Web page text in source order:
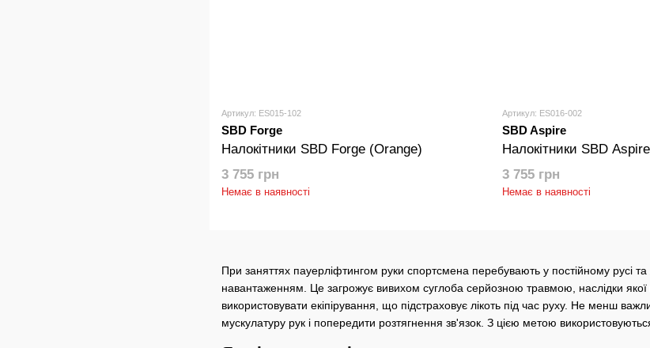
При заняттях пауерліфтингом руки спортсмена перебувають у постійному русі
навантаженням. Це загрожує вивихом суглоба серйозною травмою, наслідки
використовувати екіпірування, що підстраховує лікоть під час руху. Не менш
мускулатуру рук і попередити розтягнення зв'язок. З цією метою
Артикул: ES015-102
SBD Forge
Налокітники SBD Forge (Orange)
3 755 грн
Немає в наявності
Артикул: ES016-002
SBD Aspire
Налокітники SBD Aspire
3 755 грн
Немає в наявності